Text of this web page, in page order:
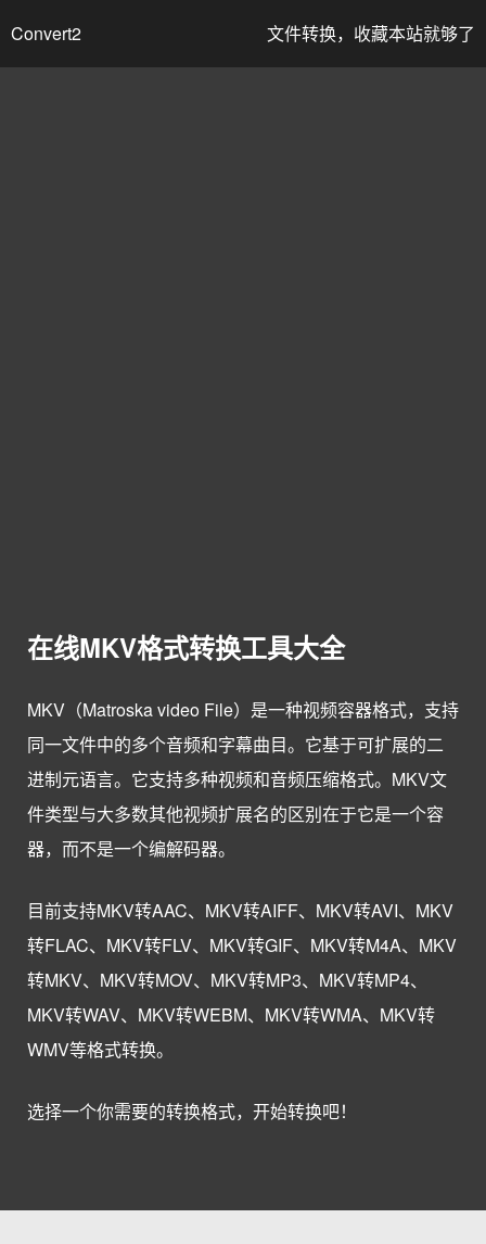
Convert2 文件转换，收藏本站就够了
在线MKV格式转换工具大全
MKV（Matroska video File）是一种视频容器格式，支持
同一文件中的多个音频和字幕曲目。它基于可扩展的二
进制元语言。它支持多种视频和音频压缩格式。MKV文
件类型与大多数其他视频扩展名的区别在于它是一个容
器，而不是一个编解码器。
目前支持MKV转AAC、MKV转AIFF、MKV转AVI、MKV
转FLAC、MKV转FLV、MKV转GIF、MKV转M4A、MKV
转MKV、MKV转MOV、MKV转MP3、MKV转MP4、
MKV转WAV、MKV转WEBM、MKV转WMA、MKV转
WMV等格式转换。
选择一个你需要的转换格式，开始转换吧！